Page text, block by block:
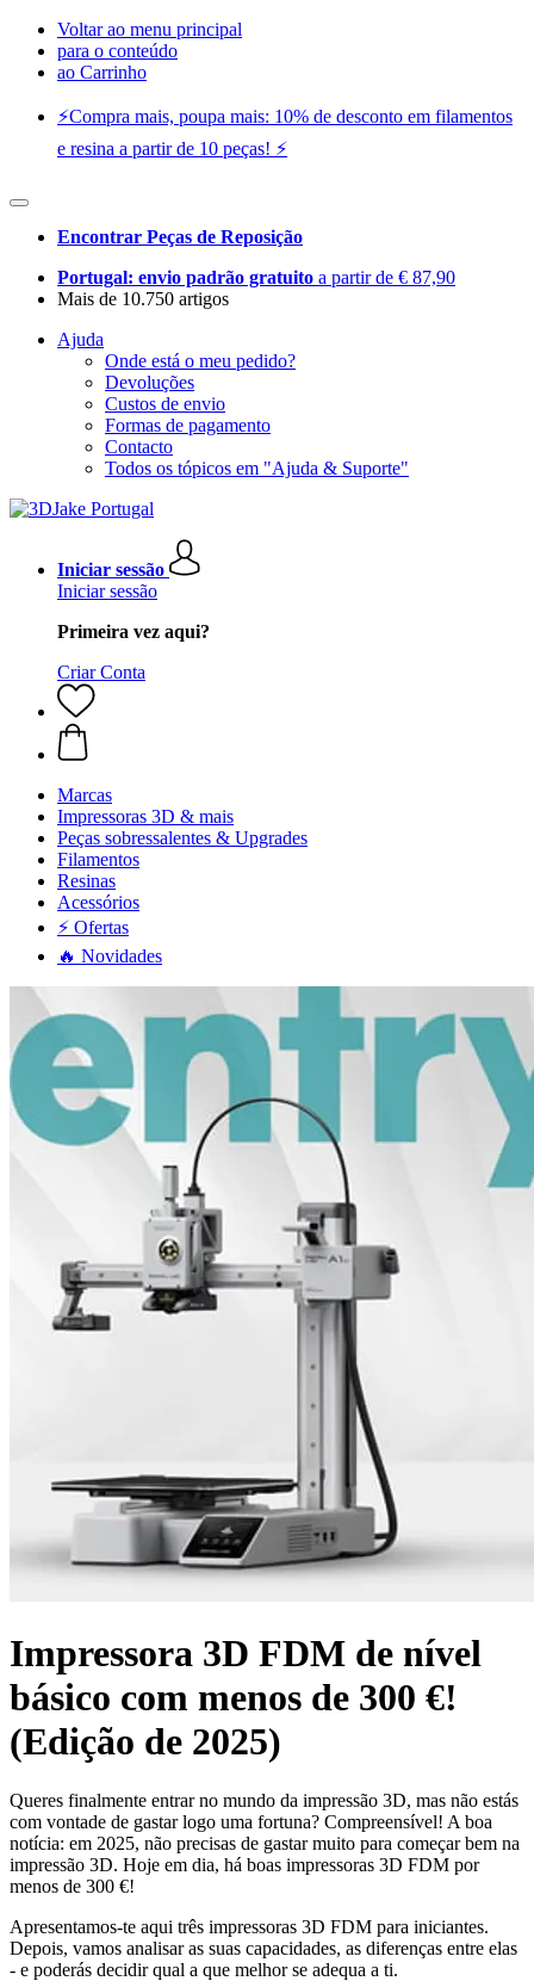
Voltar ao menu principal
para o conteúdo
ao Carrinho
⚡️Compra mais, poupa mais: 10% de desconto em filamentos
e resina a partir de 10 peças! ⚡️
Encontrar Peças de Reposição
Portugal: envio padrão gratuito a partir de € 87,90
Mais de 10.750 artigos
Ajuda
Onde está o meu pedido?
Devoluções
Custos de envio
Formas de pagamento
Contacto
Todos os tópicos em "Ajuda & Suporte"
Iniciar sessão
Iniciar sessão
Primeira vez aqui?
Criar Conta
Marcas
Impressoras 3D & mais
Peças sobressalentes & Upgrades
Filamentos
Resinas
Acessórios
⚡ Ofertas
🔥 Novidades
Impressora 3D FDM de nível
básico com menos de 300 €!
(Edição de 2025)
Queres finalmente entrar no mundo da impressão 3D, mas não estás
com vontade de gastar logo uma fortuna? Compreensível! A boa
notícia: em 2025, não precisas de gastar muito para começar bem na
impressão 3D. Hoje em dia, há boas impressoras 3D FDM por
menos de 300 €!
Apresentamos-te aqui três impressoras 3D FDM para iniciantes.
Depois, vamos analisar as suas capacidades, as diferenças entre elas
- e poderás decidir qual a que melhor se adequa a ti.